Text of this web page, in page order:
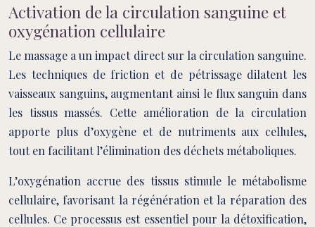
Activation de la circulation sanguine et
oxygénation cellulaire
Le massage a un impact direct sur la circulation sanguine.
Les techniques de friction et de pétrissage dilatent les
vaisseaux sanguins, augmentant ainsi le flux sanguin dans
les tissus massés. Cette amélioration de la circulation
apporte plus d’oxygène et de nutriments aux cellules,
tout en facilitant l’élimination des déchets métaboliques.
L’oxygénation accrue des tissus stimule le métabolisme
cellulaire, favorisant la régénération et la réparation des
cellules. Ce processus est essentiel pour la détoxification,